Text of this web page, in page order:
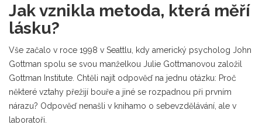
Jak vznikla metoda, která měří
lásku?
Vše začalo v roce 1998 v Seattlu, kdy americký psycholog John
Gottman spolu se svou manželkou Julie Gottmanovou založil
Gottman Institute. Chtěli najít odpověď na jednu otázku: Proč
některé vztahy přežijí bouře a jiné se rozpadnou při prvním
nárazu? Odpověď nenašli v knihamo o sebevzdělávání, ale v
laboratoři.